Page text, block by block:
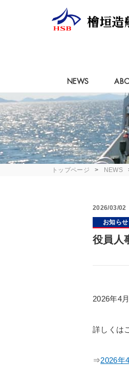
NEWS
トップページ NEWS
2026/03/02
お知らせ
役員人
2026年4
詳しくは
⇒2026年